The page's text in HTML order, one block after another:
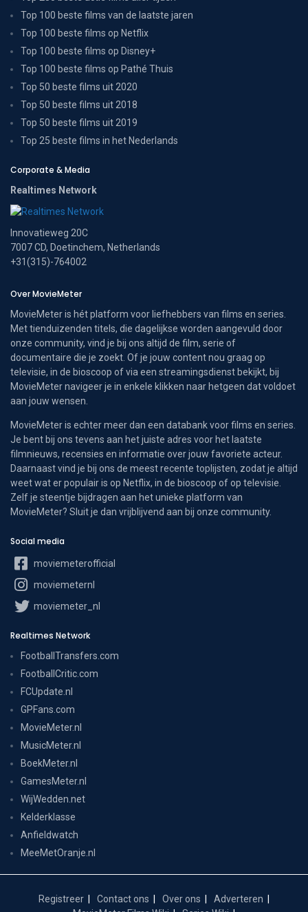
Top 100 beste films van de laatste jaren
Top 100 beste films op Netflix
Top 100 beste films op Disney+
Top 100 beste films op Pathé Thuis
Top 50 beste films uit 2020
Top 50 beste films uit 2018
Top 50 beste films uit 2019
Top 25 beste films in het Nederlands
Corporate & Media
Realtimes Network
Innovatieweg 20C
7007 CD, Doetinchem, Netherlands
+31(315)-764002
Over MovieMeter
MovieMeter is hét platform voor liefhebbers van films en series.
Met tienduizenden titels, die dagelijkse worden aangevuld door
onze community, vind je bij ons altijd de film, serie of
documentaire die je zoekt. Of je jouw content nou graag op
televisie, in de bioscoop of via een streamingsdienst bekijkt, bij
MovieMeter navigeer je in enkele klikken naar hetgeen dat voldoet
aan jouw wensen.
MovieMeter is echter meer dan een databank voor films en series.
Je bent bij ons tevens aan het juiste adres voor het laatste
filmnieuws, recensies en informatie over jouw favoriete acteur.
Daarnaast vind je bij ons de meest recente toplijsten, zodat je altijd
weet wat er populair is op Netflix, in de bioscoop of op televisie.
Zelf je steentje bijdragen aan het unieke platform van
MovieMeter? Sluit je dan vrijblijvend aan bij onze community.
Social media
moviemeterofficial
moviemeternl
moviemeter_nl
Realtimes Network
FootballTransfers.com
FootballCritic.com
FCUpdate.nl
GPFans.com
MovieMeter.nl
MusicMeter.nl
BoekMeter.nl
GamesMeter.nl
WijWedden.net
Kelderklasse
Anfieldwatch
MeeMetOranje.nl
Registreer Contact ons Over ons
Adverteren